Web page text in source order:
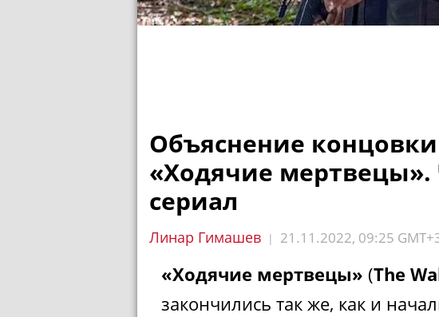
Объяснение концовки
«Ходячие мертвецы».
сериал
Линар Гимашев | 21.11.2022, 09:25
«Ходячие мертвецы» (The
закончились так же, как и